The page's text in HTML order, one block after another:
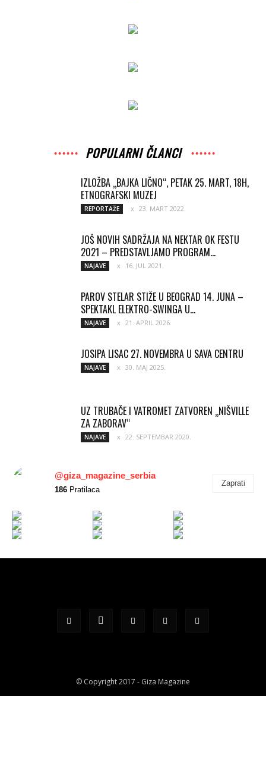
POPULARNI ČLANCI
IZLOŽBA „BAJKA LIČNO“, PETAK 25. MART, 18H,
ETNOGRAFSKI MUZEJ
REPORTAŽE 23. MART 2022.
JOŠ NOVIH SADRŽAJA NA NEKTAR OK FESTU
2021 – PREDSTAVLJAMO PROGRAM...
NAJAVE 16. JUL 2021.
PAROV STELAR STIŽE U BEOGRAD 14. JUNA –
SPEKTAKL ELEKTRO-SWINGA U...
NAJAVE 21. APRIL 2026.
JOSIPA LISAC 27. NOVEMBRA U SAVA CENTRU
NAJAVE 30. MAJ 2025.
UZ TRUBAČE I VATROMET ZATVOREN „NIŠVILLE
ZA ZABORAV“
NAJAVE 22. SEPTEMBAR 2020.
@giza_magazine_serbia
186 Pratilaca
Zaprati
© Copyright 2017 - Giza Magazine